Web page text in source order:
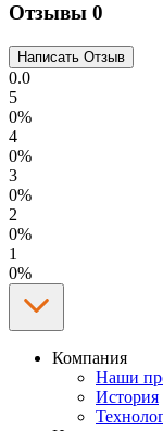
Отзывы 0
0.0
5
0%
4
0%
3
0%
2
0%
1
0%
Компания
Наши
История